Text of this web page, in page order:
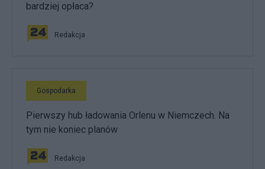
bardziej opłaca?
Redakcja
Gospodarka
Pierwszy hub ładowania Orlenu w Niemczech. Na
tym nie koniec planów
Redakcja